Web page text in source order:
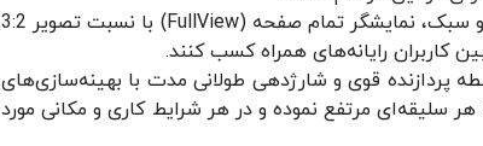
محصولات جدید سری هواوی میت‌بوک با دارا بودن طراحی ظریف و سبک، نمایشگر تمام صفحه (FullView) با نسبت تصویر 3:2
قوی و شارژدهی طولانی مدت با بهینه‌سازی‌های
هر سلیقه‌ای مرتفع نموده و در هر شرایط کاری و مکانی مورد